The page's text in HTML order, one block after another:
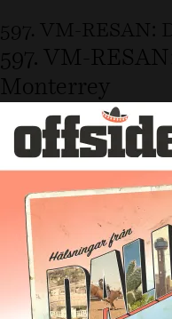
597. VM-RESAN:
597. VM-
Monterrey